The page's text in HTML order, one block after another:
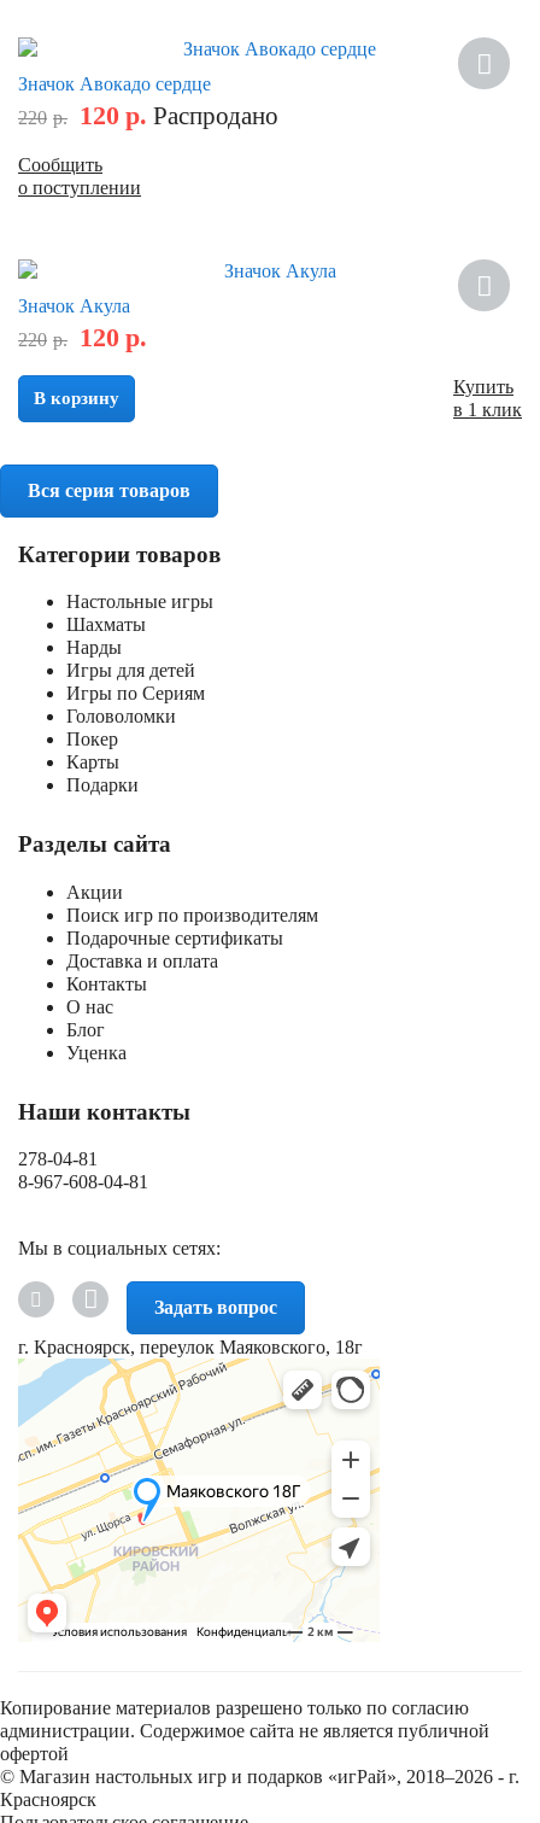
Значок Авокадо сердце
220 р. 120 р. Распродано
Сообщить
о поступлении
Значок Акула
220 р. 120 р.
В корзину
Купить
в 1 клик
Вся серия товаров
Категории товаров
Настольные игры
Шахматы
Нарды
Игры для детей
Игры по Сериям
Головоломки
Покер
Карты
Подарки
Разделы сайта
Акции
Поиск игр по производителям
Подарочные сертификаты
Доставка и оплата
Контакты
О нас
Блог
Уценка
Наши контакты
278-04-81
8-967-608-04-81
Мы в социальных сетях:
Задать вопрос
г. Красноярск, переулок Маяковского, 18г
Копирование материалов разрешено только по согласию
администрации. Содержимое сайта не является публичной
офертой
© Магазин настольных игр и подарков «игРай», 2018–2026 - г.
Красноярск